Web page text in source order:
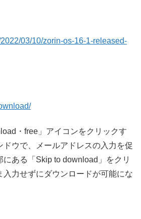
03/10/zorin-os-16-1-released-
・free」アイコンをクリックす
ドウで、メールアドレスの入力を促
にある「Skip to download」をクリ
入力せずにダウンロードが可能にな